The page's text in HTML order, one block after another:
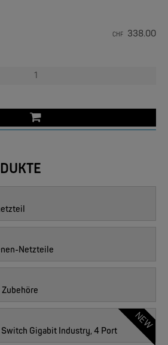
CHF 338.00
Netzteile
NEW
Gigabit Industry, 4 Port
230V